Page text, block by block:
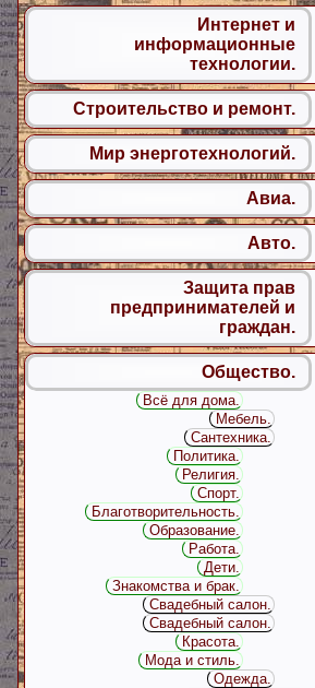
Интернет и
информационные
технологии.
Строительство и ремонт.
Мир энерготехнологий.
Авиа.
Авто.
Защита прав
предпринимателей и
граждан.
Общество.
Всё для дома.
Мебель.
Сантехника.
Политика.
Религия.
Спорт.
Благотворительность.
Образование.
Работа.
Дети.
Знакомства и брак.
Свадебный салон.
Свадебный салон.
Красота.
Мода и стиль.
Одежда.